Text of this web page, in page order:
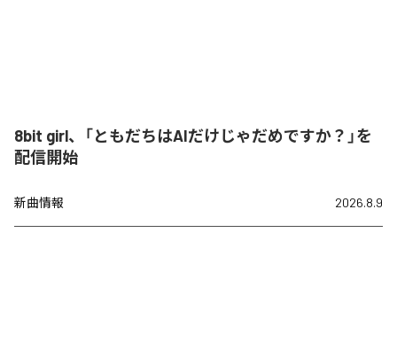
8bit girl、「ともだちはAIだけじゃだめですか？」を
配信開始
新曲情報 2026.8.9